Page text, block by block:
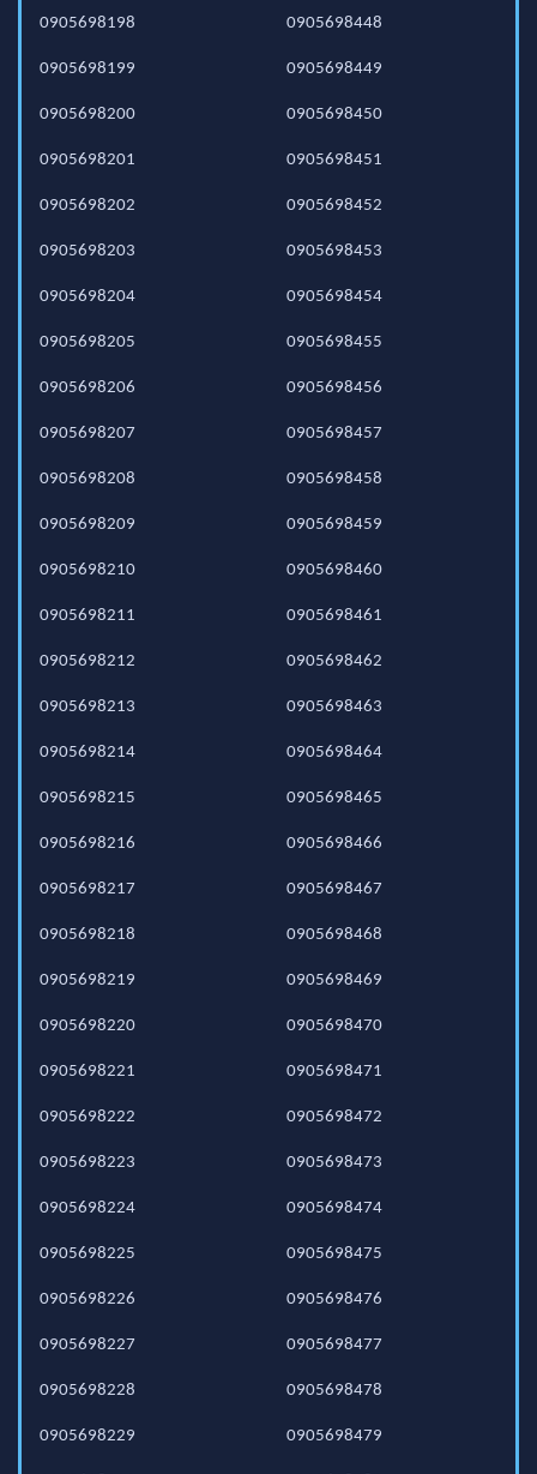
0905698198
0905698199
0905698200
0905698201
0905698202
0905698203
0905698204
0905698205
0905698206
0905698207
0905698208
0905698209
0905698210
0905698211
0905698212
0905698213
0905698214
0905698215
0905698216
0905698217
0905698218
0905698219
0905698220
0905698221
0905698222
0905698223
0905698224
0905698225
0905698226
0905698227
0905698228
0905698229
0905698448
0905698449
0905698450
0905698451
0905698452
0905698453
0905698454
0905698455
0905698456
0905698457
0905698458
0905698459
0905698460
0905698461
0905698462
0905698463
0905698464
0905698465
0905698466
0905698467
0905698468
0905698469
0905698470
0905698471
0905698472
0905698473
0905698474
0905698475
0905698476
0905698477
0905698478
0905698479